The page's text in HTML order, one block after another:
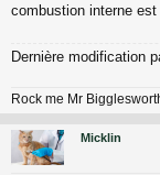
combustion interne
Dernière modification
Rock me Mr
Micklin